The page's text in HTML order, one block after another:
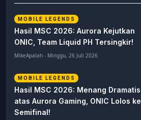
MOBILE LEGENDS
Hasil MSC 2026: Aurora Kejutkan
ONIC, Team Liquid PH Tersingkir!
MikeApalah - Minggu, 26 Juli 2026
MOBILE LEGENDS
Hasil MSC 2026: Menang Dramatis
atas Aurora Gaming, ONIC Lolos ke
Semifinal!